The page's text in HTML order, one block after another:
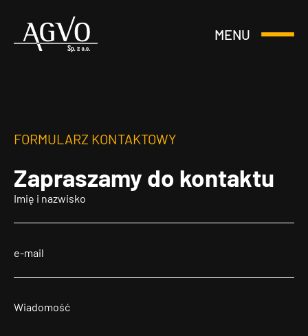
Header
MENU
Otwórz
FORMULARZ KONTAKTOWY
Zapraszamy do kontaktu